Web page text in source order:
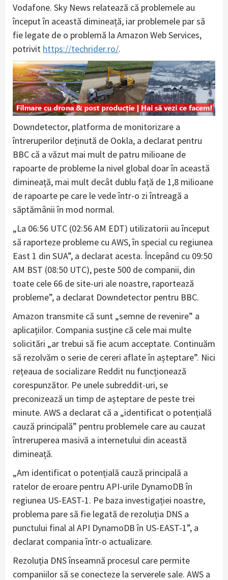
Vodafone. Sky News relatează că problemele au
început în această dimineață, iar problemele par să
fie legate de o problemă la Amazon Web Services,
potrivit https://techrider.ro/.
Downdetector, platforma de monitorizare a
întreruperilor deținută de Ookla, a declarat pentru
BBC că a văzut mai mult de patru milioane de
rapoarte de probleme la nivel global doar în această
dimineață, mai mult decât dublu față de 1,8 milioane
de rapoarte pe care le vede într-o zi întreagă a
săptămânii în mod normal.
„La 06:56 UTC (02:56 AM EDT) utilizatorii au început
să raporteze probleme cu AWS, în special cu regiunea
East 1 din SUA”, a declarat acesta. Începând cu 09:50
AM BST (08:50 UTC), peste 500 de companii, din
toate cele 66 de site-uri ale noastre, raportează
probleme”, a declarat Downdetector pentru BBC.
Amazon transmite că sunt „semne de revenire” a
aplicațiilor. Compania susține că cele mai multe
solicitări „ar trebui să fie acum acceptate. Continuăm
să rezolvăm o serie de cereri aflate în așteptare”. Nici
rețeaua de socializare Reddit nu funcționează
corespunzător. Pe unele subreddit-uri, se
preconizează un timp de așteptare de peste trei
minute. AWS a declarat că a „identificat o potențială
cauză principală” pentru problemele care au cauzat
întreruperea masivă a internetului din această
dimineață.
„Am identificat o potențială cauză principală a
ratelor de eroare pentru API-urile DynamoDB în
regiunea US-EAST-1. Pe baza investigației noastre,
problema pare să fie legată de rezoluția DNS a
punctului final al API DynamoDB în US-EAST-1”, a
declarat compania într-o actualizare.
Rezoluția DNS înseamnă procesul care permite
companiilor să se conecteze la serverele sale. AWS a